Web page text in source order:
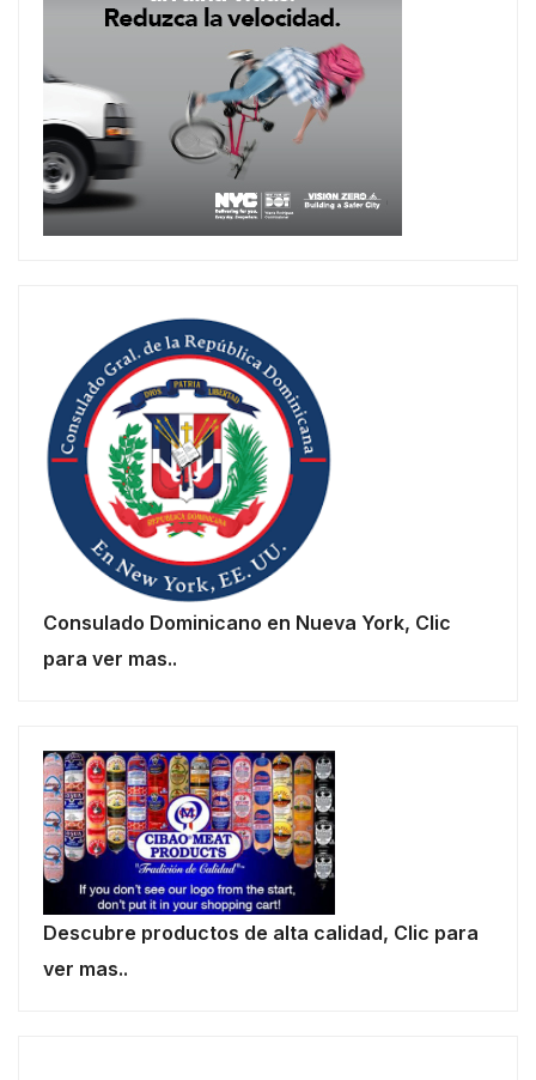
Consulado Dominicano en Nueva York, Clic
para ver mas..
Descubre productos de alta calidad, Clic para
ver mas..